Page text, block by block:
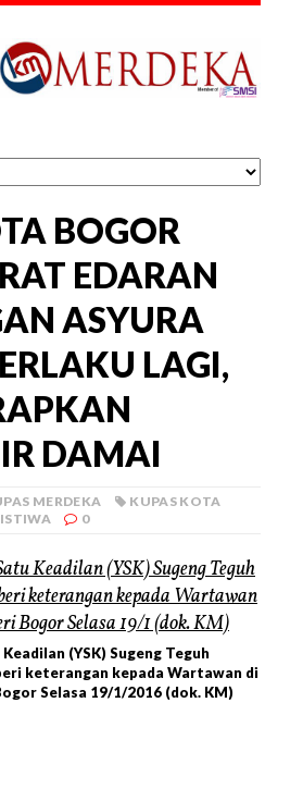
BOGOR
EDARAN
ASYURA
LAGI,
DAMAI
MERDEKA
KUPAS KOTA
0
(YSK) Sugeng Teguh
keterangan kepada Wartawan di
Selasa 19/1/2016 (dok. KM)